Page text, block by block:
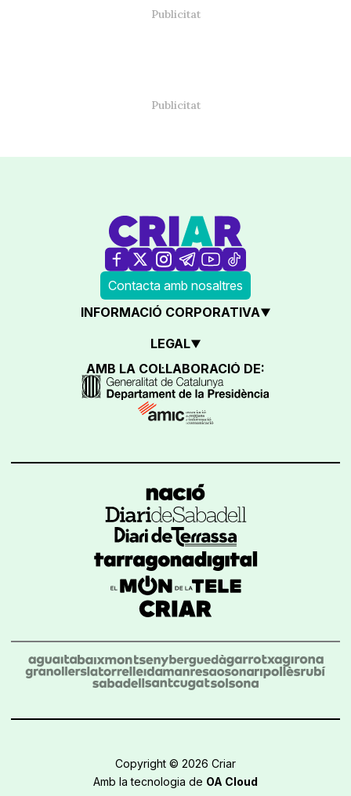
Contacta amb nosaltres
INFORMACIÓ CORPORATIVA
LEGAL
AMB LA COL·LABORACIÓ DE:
Copyright © 2026 Criar
Amb la tecnologia de OA Cloud